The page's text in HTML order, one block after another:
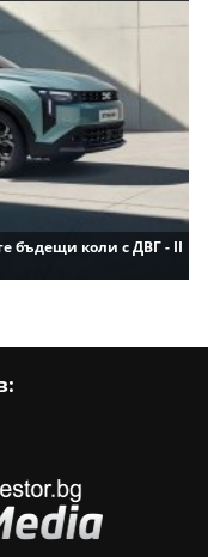
бъдещи коли с ДВГ - II